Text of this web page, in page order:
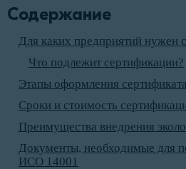
Содержание
Для каких предприятий нужен
Что подлежит сертификации?
Этапы оформления
Сроки и стоимость
Преимущества внедрения
Документы, необходимые для
ИСО 14001